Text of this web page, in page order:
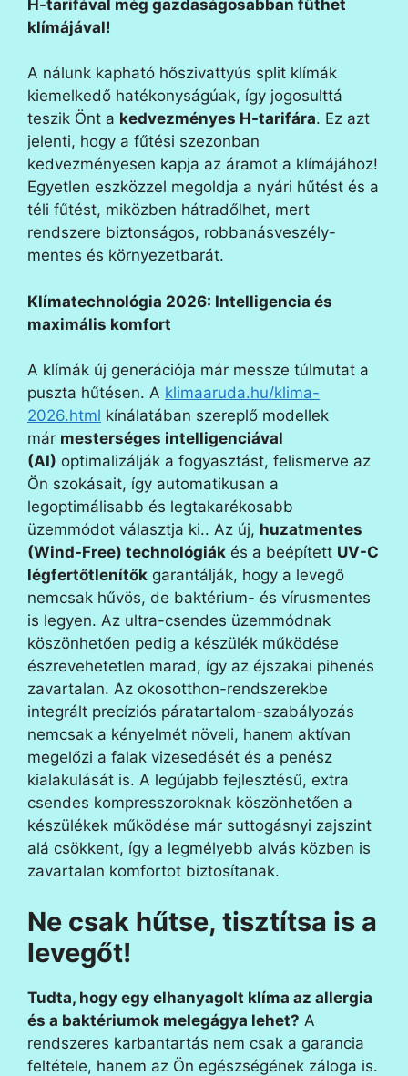
H-tarifával még gazdaságosabban fűthet
klímájával!
A nálunk kapható hőszivattyús split klímák
kiemelkedő hatékonyságúak, így jogosulttá
teszik Önt a kedvezményes H-tarifára. Ez azt
jelenti, hogy a fűtési szezonban
kedvezményesen kapja az áramot a klímájához!
Egyetlen eszközzel megoldja a nyári hűtést és a
téli fűtést, miközben hátradőlhet, mert
rendszere biztonságos, robbanásveszély-
mentes és környezetbarát.
Klímatechnológia 2026: Intelligencia és
maximális komfort
A klímák új generációja már messze túlmutat a
puszta hűtésen. A klimaaruda.hu/klima-
2026.html kínálatában szereplő modellek
már mesterséges intelligenciával
(AI) optimalizálják a fogyasztást, felismerve az
Ön szokásait, így automatikusan a
legoptimálisabb és legtakarékosabb
üzemmódot választja ki.. Az új, huzatmentes
(Wind-Free) technológiák és a beépített UV-C
légfertőtlenítők garantálják, hogy a levegő
nemcsak hűvös, de baktérium- és vírusmentes
is legyen. Az ultra-csendes üzemmódnak
köszönhetően pedig a készülék működése
észrevehetetlen marad, így az éjszakai pihenés
zavartalan. Az okosotthon-rendszerekbe
integrált precíziós páratartalom-szabályozás
nemcsak a kényelmét növeli, hanem aktívan
megelőzi a falak vizesedését és a penész
kialakulását is. A legújabb fejlesztésű, extra
csendes kompresszoroknak köszönhetően a
készülékek működése már suttogásnyi zajszint
alá csökkent, így a legmélyebb alvás közben is
zavartalan komfortot biztosítanak.
Ne csak hűtse, tisztítsa is a
levegőt!
Tudta, hogy egy elhanyagolt klíma az allergia
és a baktériumok melegágya lehet? A
rendszeres karbantartás nem csak a garancia
feltétele, hanem az Ön egészségének záloga is.